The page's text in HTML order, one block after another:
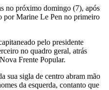
no próximo domingo (7), após
por Marine Le Pen no primeiro
pelo presidente
no quadro geral, atrás
Frente Popular.
sua sigla de centro abram mão
da esquerda, contanto que